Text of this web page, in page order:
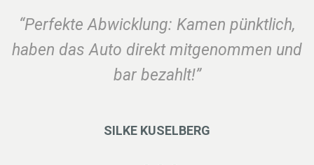
“Perfekte Abwicklung: Kamen pünktlich,
haben das Auto direkt mitgenommen und
bar bezahlt!”
SILKE KUSELBERG